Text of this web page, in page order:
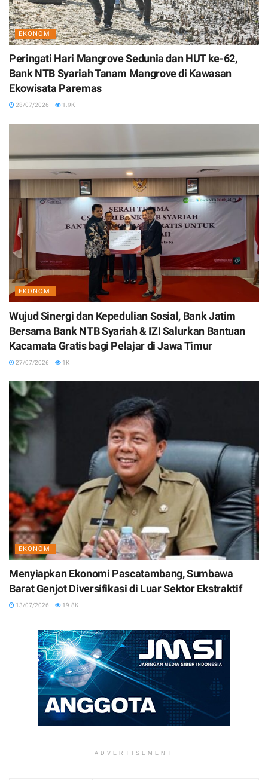
EKONOMI
Peringati Hari Mangrove Sedunia dan HUT ke-62,
Bank NTB Syariah Tanam Mangrove di Kawasan
Ekowisata Paremas
28/07/2026 1.9K
EKONOMI
Wujud Sinergi dan Kepedulian Sosial, Bank Jatim
Bersama Bank NTB Syariah & IZI Salurkan Bantuan
Kacamata Gratis bagi Pelajar di Jawa Timur
27/07/2026 1K
EKONOMI
Menyiapkan Ekonomi Pascatambang, Sumbawa
Barat Genjot Diversifikasi di Luar Sektor Ekstraktif
13/07/2026 19.8K
ADVERTISEMENT